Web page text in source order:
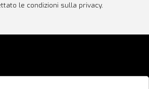
le condizioni sulla privacy.